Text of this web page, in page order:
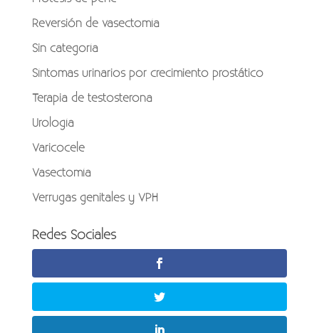
Reversión de vasectomía
Sin categoría
Síntomas urinarios por crecimiento prostático
Terapia de testosterona
Urología
Varicocele
Vasectomía
Verrugas genitales y VPH
Redes Sociales